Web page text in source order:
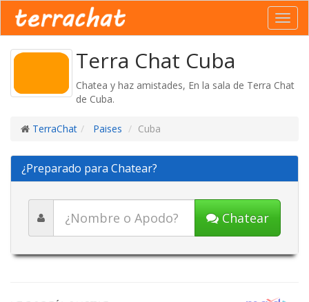
Terra Chat Cuba
Chatea y haz amistades, En la sala de Terra Chat
de Cuba.
TerraChat Paises Cuba
¿Preparado para Chatear?
Chatear